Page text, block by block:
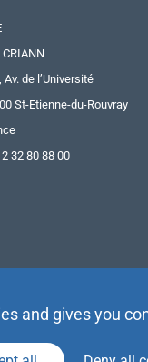
CRIANN
Av. de l’Université
St-Etienne-du-Rouvray
32 80 88 00
and gives you